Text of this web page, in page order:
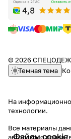
Файлы cookie
© 2026
Темная тема
На
технологии.
Все материалы
авторского права